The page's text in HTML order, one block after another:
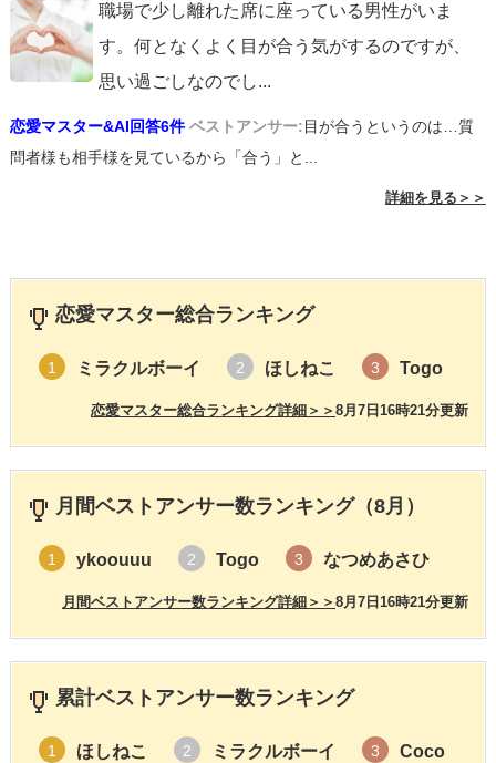
職場で少し離れた席に座っている男性がいま
す。何となくよく目が合う気がするのですが、
思い過ごしなのでし...
恋愛マスター&AI回答6件 ベストアンサー:目が合うというのは…質
問者様も相手様を見ているから「合う」と...
詳細を見る＞＞
恋愛マスター総合ランキング
1 ミラクルボーイ 2 ほしねこ 3 Togo
8月7日16時21分更新
恋愛マスター総合ランキング詳細＞＞
月間ベストアンサー数ランキング（8月）
1 ykoouuu 2 Togo 3 なつめあさひ
8月7日16時21分更新
月間ベストアンサー数ランキング詳細＞＞
累計ベストアンサー数ランキング
1 ほしねこ 2 ミラクルボーイ 3 Coco